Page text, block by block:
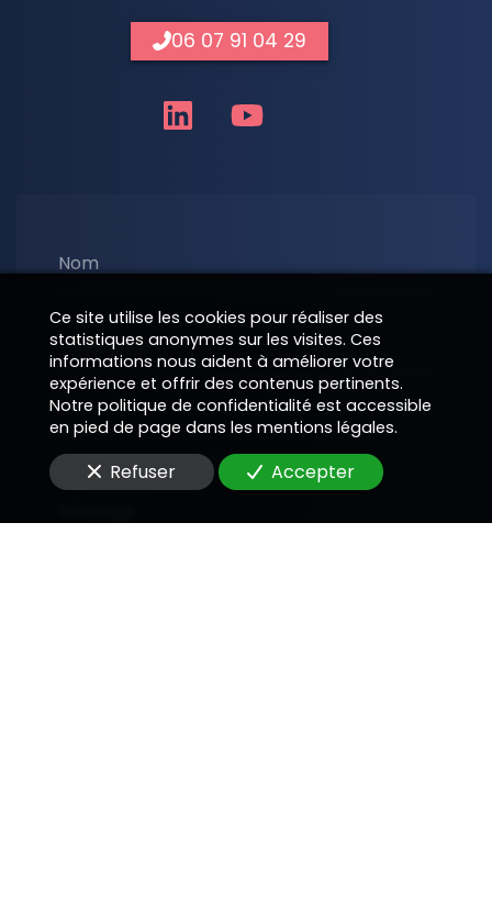
Nom
Téléphone
E-Mail
06 07 91 04 29
Ce site utilise les cookies pour réaliser des
statistiques anonymes sur les visites. Ces
informations nous aident à améliorer votre
expérience et offrir des contenus pertinents.
Notre politique de confidentialité est accessible
en pied de page dans les mentions légales.
Refuser Accepter